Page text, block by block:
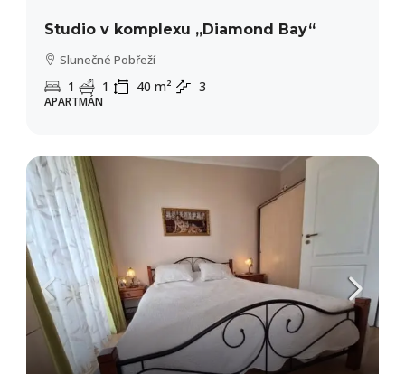
Studio v komplexu „Diamond Bay“
Slunečné Pobřeží
1 1 40 m² 3
APARTMÁN